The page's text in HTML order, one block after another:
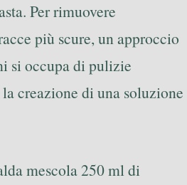
Per rimuovere
più scure, un approccio
si occupa di pulizie
creazione di una soluzione
mescola 250 ml di